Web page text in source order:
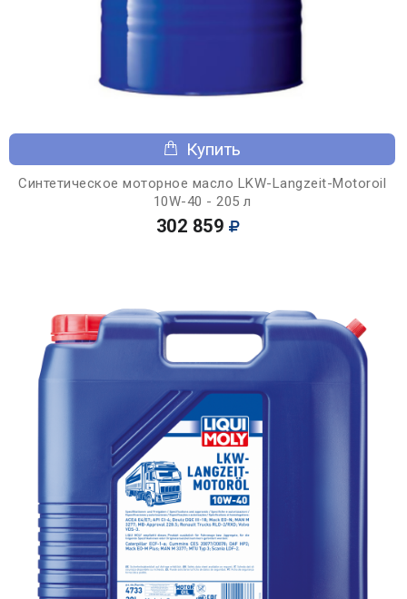
Купить
Синтетическое моторное масло LKW-Langzeit-Motoroil
10W-40 - 205 л
302 859